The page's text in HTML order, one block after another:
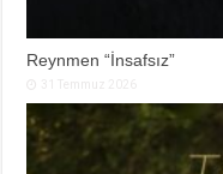
Reynmen “İnsafsız”